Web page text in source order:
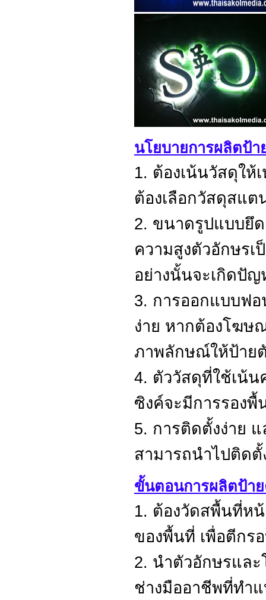
นโยบายการผลิตป้
1. ต้องเน้นวัสดุใ
ต้องเลือกวัสดุสแต
2. ขนาดรูปแบบยึ
ความสูงตัวอักษรเ
อย่างนั้นจะเกิดปั
3. การออกแบบฟ
ง่าย หากต้องโฆษ
ภาพลักษณ์ให้ป้าย
4. ตัววัสดุที่ใช้เน้น
ซิงค์จะมีการรองพื้
5. การติดตั้งง่าย
สามารถนำไปติดตั้
ขั้นตอนการผลิตป้า
1. ต้องวัดสพื้นที่ห
ของพื้นที่ เพื่อตีกร
2. นำตัวอักษรและ
ช่างมืออาชีพที่ทำ